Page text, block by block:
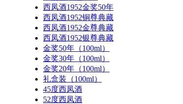
西凤酒1952金奖50年
西凤酒1952铜尊典藏
西凤酒1952金尊典藏
西凤酒1952银尊典藏
金奖50年（100ml）
金奖30年（100ml）
金奖20年（100ml）
礼盒装（100ml）
45度西凤酒
52度西凤酒